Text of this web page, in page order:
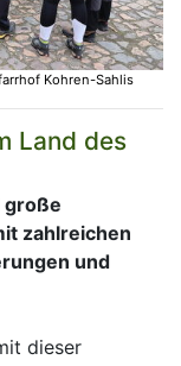
Kohren-Sahlis
Land des
große
zahlreichen
und
dieser